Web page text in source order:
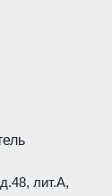
лит.А,